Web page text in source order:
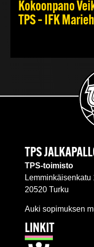
Kokoonpano
TPS – IFK
TPS
TPS-toimisto
Lemminkäisenkatu
20520 Turku
Auki sopimuksen
LINKIT